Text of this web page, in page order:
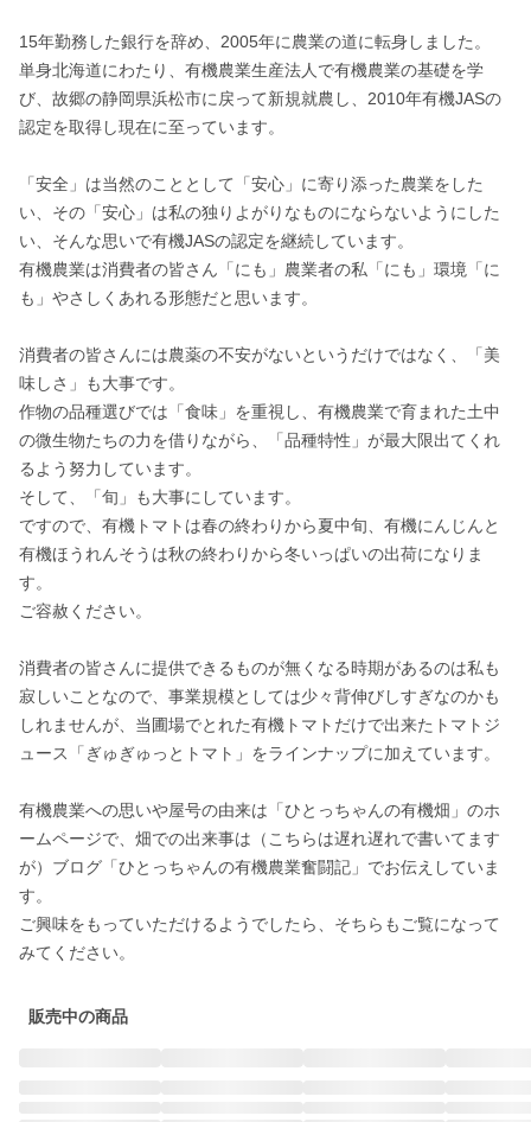
15年勤務した銀行を辞め、2005年に農業の道に転身しました。
単身北海道にわたり、有機農業生産法人で有機農業の基礎を学
び、故郷の静岡県浜松市に戻って新規就農し、2010年有機JASの
認定を取得し現在に至っています。
「安全」は当然のこととして「安心」に寄り添った農業をした
い、その「安心」は私の独りよがりなものにならないようにした
い、そんな思いで有機JASの認定を継続しています。
有機農業は消費者の皆さん「にも」農業者の私「にも」環境「に
も」やさしくあれる形態だと思います。
消費者の皆さんには農薬の不安がないというだけではなく、「美
味しさ」も大事です。
作物の品種選びでは「食味」を重視し、有機農業で育まれた土中
の微生物たちの力を借りながら、「品種特性」が最大限出てくれ
るよう努力しています。
そして、「旬」も大事にしています。
ですので、有機トマトは春の終わりから夏中旬、有機にんじんと
有機ほうれんそうは秋の終わりから冬いっぱいの出荷になりま
す。
ご容赦ください。
消費者の皆さんに提供できるものが無くなる時期があるのは私も
寂しいことなので、事業規模としては少々背伸びしすぎなのかも
しれませんが、当圃場でとれた有機トマトだけで出来たトマトジ
ュース「ぎゅぎゅっとトマト」をラインナップに加えています。
有機農業への思いや屋号の由来は「ひとっちゃんの有機畑」のホ
ームページで、畑での出来事は（こちらは遅れ遅れで書いてます
が）ブログ「ひとっちゃんの有機農業奮闘記」でお伝えしていま
す。
ご興味をもっていただけるようでしたら、そちらもご覧になって
みてください。
販売中の商品